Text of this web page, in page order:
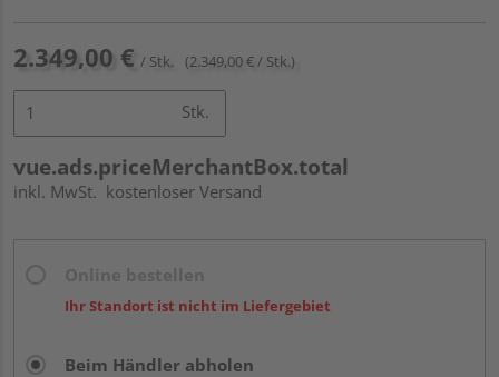
2.349,00 € / Stk. (2.349,00 € / Stk.)
Stk.
vue.ads.priceMerchantBox.total
inkl. MwSt. kostenloser Versand
Ihr Standort ist nicht im Liefergebiet
Beim Händler abholen